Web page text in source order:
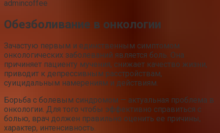
admincoffee
Обезболивание в онкологии
Зачастую первым и единственным симптомом
онкологических заболеваний является боль. Она
причиняет пациенту мучения, снижает качество жизни,
приводит к депрессивным расстройствам,
суицидальным намерениям и действиям.
Борьба с болевым синдромом — актуальная проблема в
онкологии. Для того чтобы эффективно справиться с
болью, врач должен правильно оценить ее причины,
характер, интенсивность.